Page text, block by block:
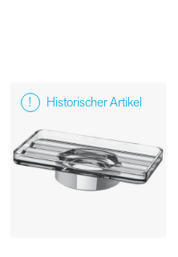
Historischer Artikel